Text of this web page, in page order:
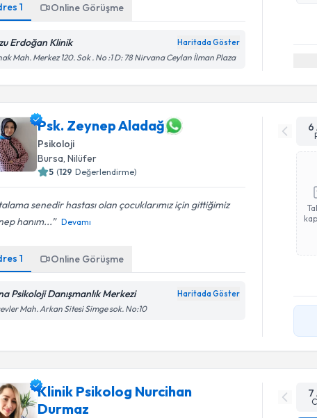
1 Online Görüşme
Erdoğan Klinik Haritada Göster
Mah. Merkez 120. Sok . No :1 D: 78 Nirvana Ceylan İlman Plaza
Psk. Zeynep Aladağ
Psikoloji
Bursa , Nilüfer
5 (129 Değerlendirme)
senedir hastası olan çocuklarımız için gittiğimiz
hanım...
Devamı
1 Online Görüşme
Psikoloji Danışmanlık Merkezi Haritada Göster
Mah. Arkan Sitesi Simge sok. No:10
6
Klinik Psikolog Nurcihan
Durmaz
7